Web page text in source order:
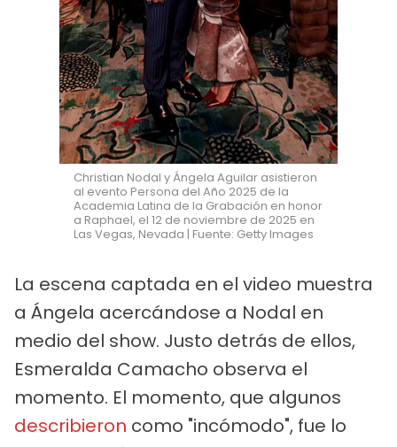
Christian Nodal y Ángela Aguilar asistieron
al evento Persona del Año 2025 de la
Academia Latina de la Grabación en honor
a Raphael, el 12 de noviembre de 2025 en
Las Vegas, Nevada | Fuente: Getty Images
La escena captada en el video muestra
a Ángela acercándose a Nodal en
medio del show. Justo detrás de ellos,
Esmeralda Camacho observa el
momento. El momento, que algunos
describieron como "incómodo", fue lo